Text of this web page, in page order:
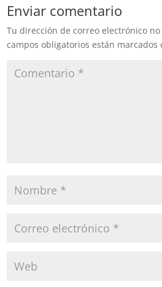
Tepalcatepec; Michoacán;
defendieron a palazos,
pedradas…
Enviar comentario
Tu dirección de correo electrónico
campos obligatorios están marcados